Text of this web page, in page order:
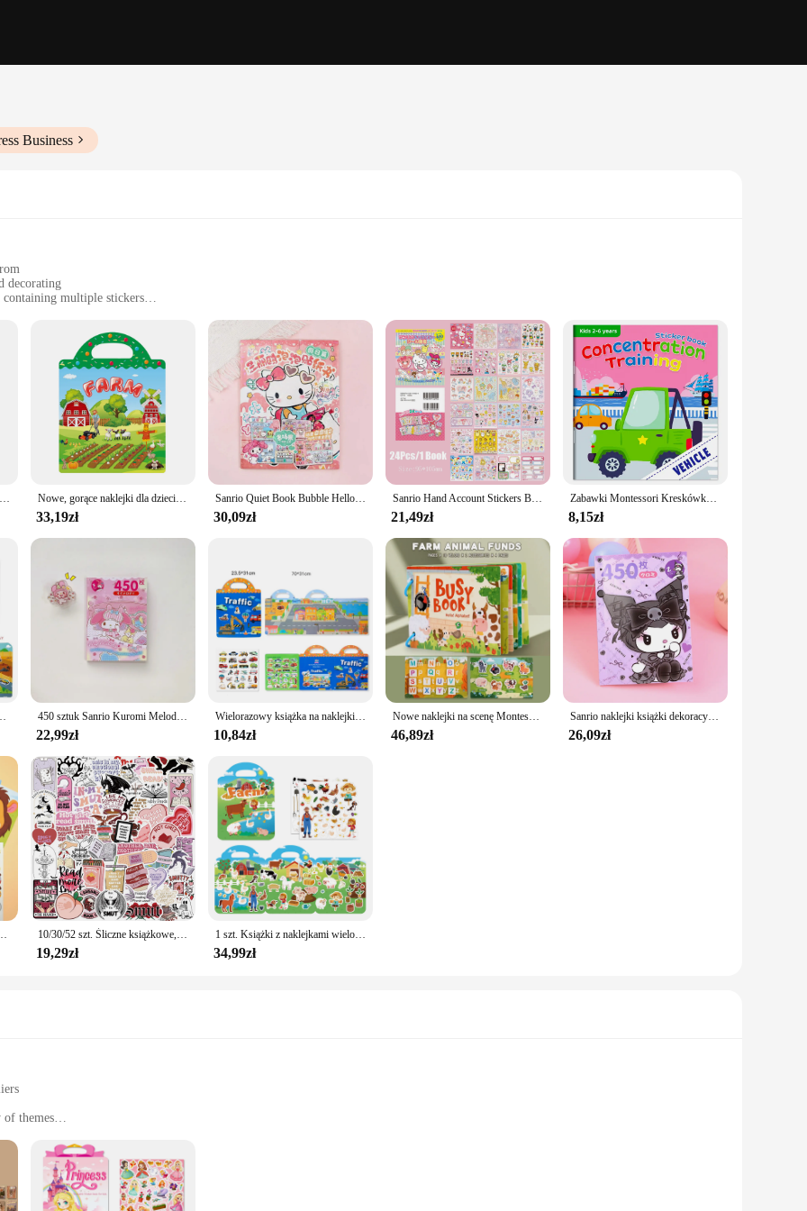
Business
decorating
containing multiple stickers
a versatile collection of stickers designed to inspire and enhance your crafting projects. Whether you're a seasoned scrapbooker or a
are the perfect addition to your crafting supplies. The variety of designs and patterns caters to all tastes, making it easy to find the
quality paper that adheres smoothly to any surface without leaving any residue behind. The ease of application ensures that you can
up. Moreover, the stickers are designed to be just as easy to remove, allowing you to change your mind or reposition your design
to decorate notebooks, create personalized greeting cards, or add a pop of color to your planners. The sets come in a variety of sizes,
stickers are not just for crafting; they can also be used for decorating walls, scrapbooking, or as a fun way to personalize your
making them an excellent choice for those looking to stock up on craft supplies.
ultimate companion for your creative endeavors. Whether you're a professional artist or a hobbyist looking to add a personal touch to
experience and bring your projects to life.
Nowe dzieci sceny wielokrotnego użytku śliczne naklejki naklejki układanka do samodzielnego złożenia gry książki Cartoon Animal Learning Cognition zabawki na prezent dla dzieci Nowe, gorące naklejki dla dzieci do ręcznych naklejek do puzzli książki z motywem poznawstwa dla dzieci
33,19zł
Sanrio Quiet Book Bubble Hello Kitty Cinnamoroll Kuromi My Melody Pochacco Zabawka z kreskówek Krajobraz Naklejka Książka Zabawki dla dzieci
30,09zł
Sanrio Hand Account Stickers Book Material Sticker Hello Kitty Kuromi Cinnamoroll Cartoon Girl Naklejka Zabawki Dekoracyjne
21,49zł
Zabawki Montessori Kreskówka Naklejki Książki Focus on Potential Rozwój Edukacja Naklejki Zabawki dla dzieci 3-6Y
8,15zł
na naklejki oświecenia Puzzle poznawcze książka na naklejki 450 sztuk Sanrio Kuromi Melody Hello Kitty naklejki książka Goo karta Cartoon Kawaii naklejka ręcznie konto dekoracja dla dziewczynek prezent
22,99zł
Wielorazowy książka na naklejki kreskówkowy dla dzieci wiele scen układanka do samodzielnego złożenia gry nauczanie edukacyjne klasyczne zabawki dla dzieci w wieku 2-4 prezenty
10,84zł
Nowe naklejki na scenę Montessori dla dzieci DIY Hand-on Puzzle książki wielokrotnego użytku Cartoon nauka poznanie zabawki dla dzieci prezent
46,89zł
Sanrio naklejki książki dekoracyjne kolaż Cinnamoroll melodia Kuromi ręcznie robione DIY dziennika naklejki do planowania prezenty
26,09zł
zabawki prezent Cartoon zwierząt księżniczka wielokrotnego użytku naklejki 10/30/52 szt. Śliczne książkowe, nieprzyzwoitkie czytanie książek naklejki Graffiti dekoracja do notebooka gitara bagaż DIY wodoodporna naklejka naklejka
19,29zł
1 szt. Książki z naklejkami wielokrotnego użytku dla dzieci 2-4 urocza statyczna książka naklejki samoprzylepne dla małych dzieci zabawki edukacyjne prezenty urodzinowe
34,99zł
of themes
creative workspaces
variety of sizes and designs